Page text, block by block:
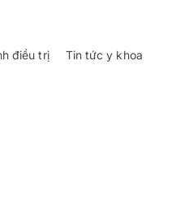
điều trị Tin tức y khoa